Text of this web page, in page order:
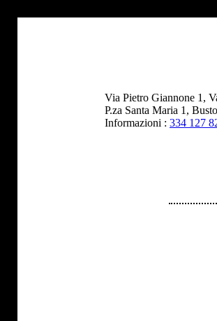
Via Pietro Giannone 1,
P.za Santa Maria 1,
Informazioni : 334 127